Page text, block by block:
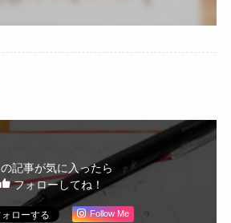
の記事が気に入ったら
フォローしてね！
Follow Me